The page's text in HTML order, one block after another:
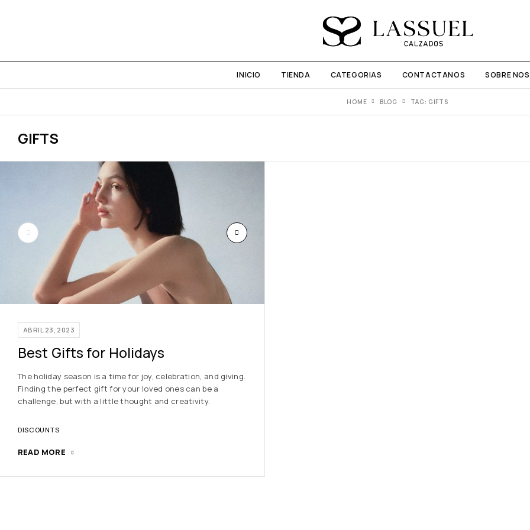
INICIO TIENDA CATEGORIAS CONTACTANOS SOBRE
HOME BLOG TAG: GIFTS
GIFTS
ABRIL 23, 2023
Best Gifts for Holidays
The holiday season is a time for joy, celebration, and giving.
Finding the perfect gift for your loved ones can be a
challenge, but with a little thought and creativity.
DISCOUNTS
READ MORE